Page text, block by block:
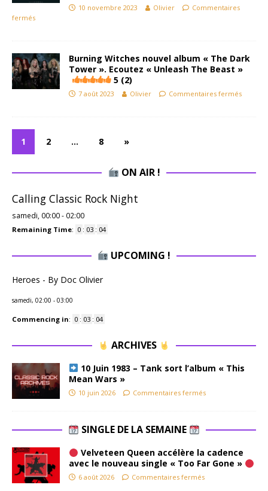
10 novembre 2023 Olivier
Commentaires
fermés
Burning Witches nouvel album « The Dark
Tower ». Ecoutez « Unleash The Beast »
5 (2)
7 août 2023 Olivier Commentaires fermés
1 2 … 8 »
ON AIR !
Calling Classic Rock Night
samedi, 00:00- 02:00
Remaining Time: 0 : 03 : 03
UPCOMING !
Heroes - By Doc Olivier
samedi, 02:00 - 03:00
Commencing in: 0 : 03 : 03
ARCHIVES
10 Juin 1983 – Tank sort l’album « This
Mean Wars »
10 juin 2026 Commentaires fermés
SINGLE DE LA SEMAINE
Velveteen Queen accélère la cadence
avec le nouveau single « Too Far Gone »
6 août 2026 Commentaires fermés